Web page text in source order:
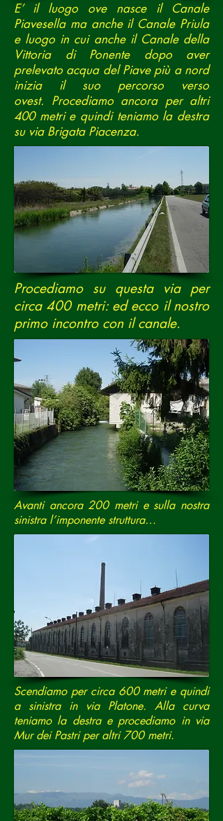
E’ il luogo ove nasce il Canale
Piavesella ma anche il Canale Priula
e luogo in cui anche il Canale della
Vittoria di Ponente dopo aver
prelevato acqua del Piave più a nord
inizia il suo percorso verso
ovest. Procediamo ancora per altri
400 metri e quindi teniamo la destra
su via Brigata Piacenza.
Procediamo su questa via per
circa 400 metri: ed ecco il nostro
primo incontro con il canale.
Avanti ancora 200 metri e sulla nostra
sinistra l’imponente struttura…
Scendiamo per circa 600 metri e quindi
a sinistra in via Platone. Alla curva
teniamo la destra e procediamo in via
Mur dei Pastri per altri 700 metri.